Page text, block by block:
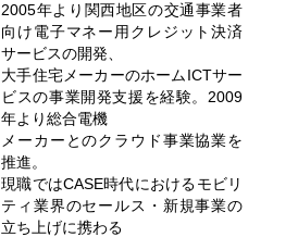
2005年より関西地区の交通事業者
向け電子マネー用クレジット決済
サービスの開発、
大手住宅メーカーのホームICTサー
ビスの事業開発支援を経験。2009
年より総合電機
メーカーとのクラウド事業協業を
推進。
現職ではCASE時代におけるモビリ
ティ業界のセールス・新規事業の
立ち上げに携わる